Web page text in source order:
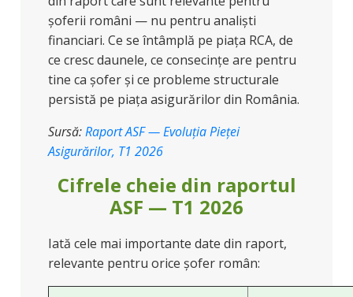
șoferii români — nu pentru analiști
financiari. Ce se întâmplă pe piața RCA, de
ce cresc daunele, ce consecințe are pentru
tine ca șofer și ce probleme structurale
persistă pe piața asigurărilor din România.
Sursă:Raport ASF — Evoluția Pieței
Asigurărilor, T1 2026
Cifrele cheie din raportul
ASF — T1 2026
Iată cele mai importante date din raport,
relevante pentru orice șofer român: